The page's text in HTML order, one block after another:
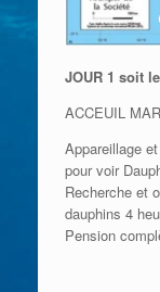
JOUR 1 soit
ACCEUIL
Appareillage
pour voir
Recherche et
dauphins 4
Pension